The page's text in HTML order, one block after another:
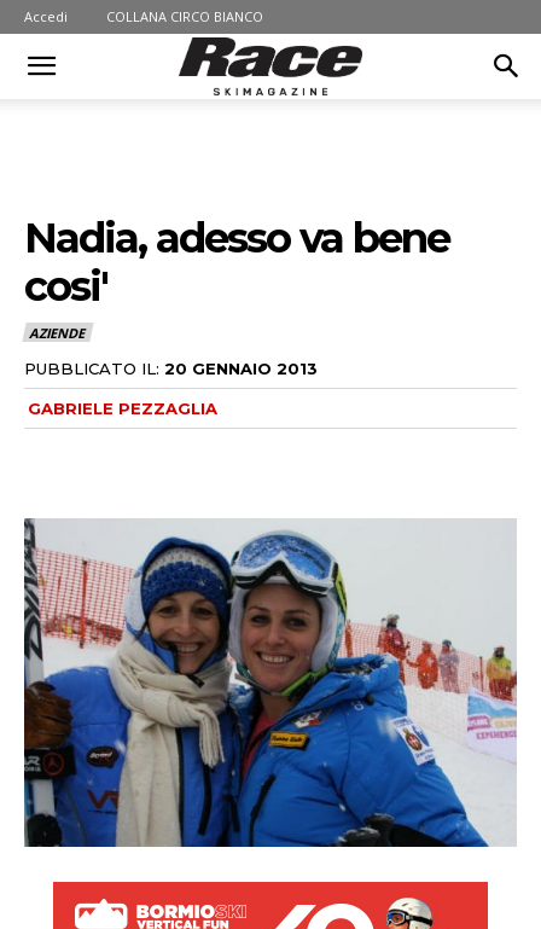
Accedi COLLANA CIRCO BIANCO
Nadia, adesso va bene
cosi'
AZIENDE
PUBBLICATO IL: 20 GENNAIO 2013
GABRIELE PEZZAGLIA